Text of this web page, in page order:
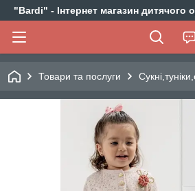
"Bardi" - Інтернет магазин дитячого
Товари та послуги